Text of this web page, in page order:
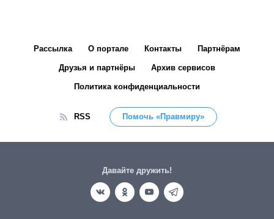
Рассылка О портале Контакты Партнёрам
Друзья и партнёры Архив сервисов
Политика конфиденциальности
RSS Помочь «Правмиру»
Давайте дружить!